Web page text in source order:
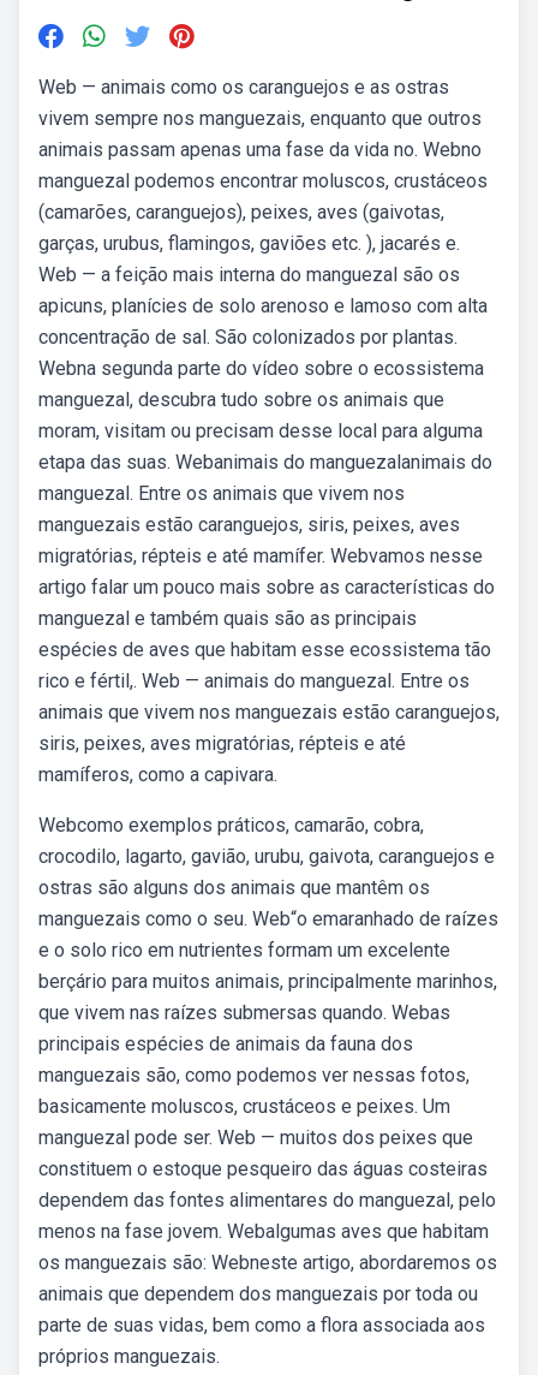
Web — animais como os caranguejos e as ostras
vivem sempre nos manguezais, enquanto que outros
animais passam apenas uma fase da vida no. Webno
manguezal podemos encontrar moluscos, crustáceos
(camarões, caranguejos), peixes, aves (gaivotas,
garças, urubus, flamingos, gaviões etc. ), jacarés e.
Web — a feição mais interna do manguezal são os
apicuns, planícies de solo arenoso e lamoso com alta
concentração de sal. São colonizados por plantas.
Webna segunda parte do vídeo sobre o ecossistema
manguezal, descubra tudo sobre os animais que
moram, visitam ou precisam desse local para alguma
etapa das suas. Webanimais do manguezalanimais do
manguezal. Entre os animais que vivem nos
manguezais estão caranguejos, siris, peixes, aves
migratórias, répteis e até mamífer. Webvamos nesse
artigo falar um pouco mais sobre as características do
manguezal e também quais são as principais
espécies de aves que habitam esse ecossistema tão
rico e fértil,. Web — animais do manguezal. Entre os
animais que vivem nos manguezais estão caranguejos,
siris, peixes, aves migratórias, répteis e até
mamíferos, como a capivara.
Webcomo exemplos práticos, camarão, cobra,
crocodilo, lagarto, gavião, urubu, gaivota, caranguejos e
ostras são alguns dos animais que mantêm os
manguezais como o seu. Web“o emaranhado de raízes
e o solo rico em nutrientes formam um excelente
berçário para muitos animais, principalmente marinhos,
que vivem nas raízes submersas quando. Webas
principais espécies de animais da fauna dos
manguezais são, como podemos ver nessas fotos,
basicamente moluscos, crustáceos e peixes. Um
manguezal pode ser. Web — muitos dos peixes que
constituem o estoque pesqueiro das águas costeiras
dependem das fontes alimentares do manguezal, pelo
menos na fase jovem. Webalgumas aves que habitam
os manguezais são: Webneste artigo, abordaremos os
animais que dependem dos manguezais por toda ou
parte de suas vidas, bem como a flora associada aos
próprios manguezais.